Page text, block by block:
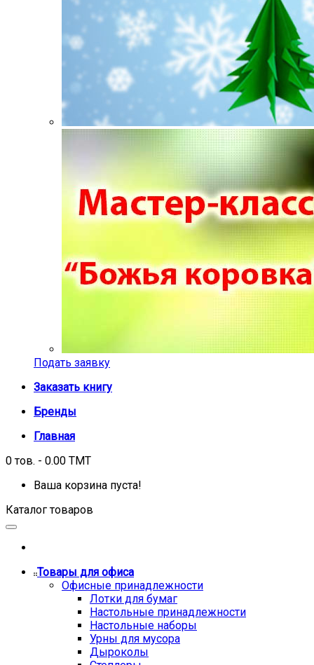
Подать заявку
Заказать книгу
Бренды
Главная
0 тов. - 0.00 TMT
Ваша корзина пуста!
Каталог товаров
Товары для офиса
Офисные принадлежности
Лотки для бумаг
Настольные принадлежности
Настольные наборы
Урны для мусора
Дыроколы